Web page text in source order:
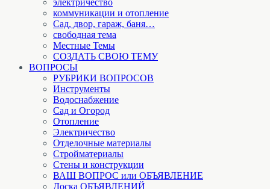
коммуникации и отопление
Cад, двор, гараж, баня…
свободная тема
Местные Темы
СОЗДАТЬ СВОЮ ТЕМУ
ВОПРОСЫ
РУБРИКИ ВОПРОСОВ
Инструменты
Водоснабжение
Сад и Огород
Отопление
Электричество
Отделочные материалы
Стройматериалы
Стены и конструкции
ВАШ ВОПРОС или ОБЪЯВЛЕНИЕ
Доска ОБЪЯВЛЕНИЙ